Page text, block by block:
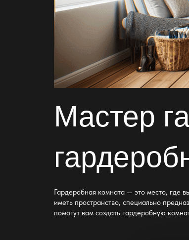
Мастер
Гардеробная комната — это место, где
иметь пространство, специально
помогут вамсоздать гардеробную